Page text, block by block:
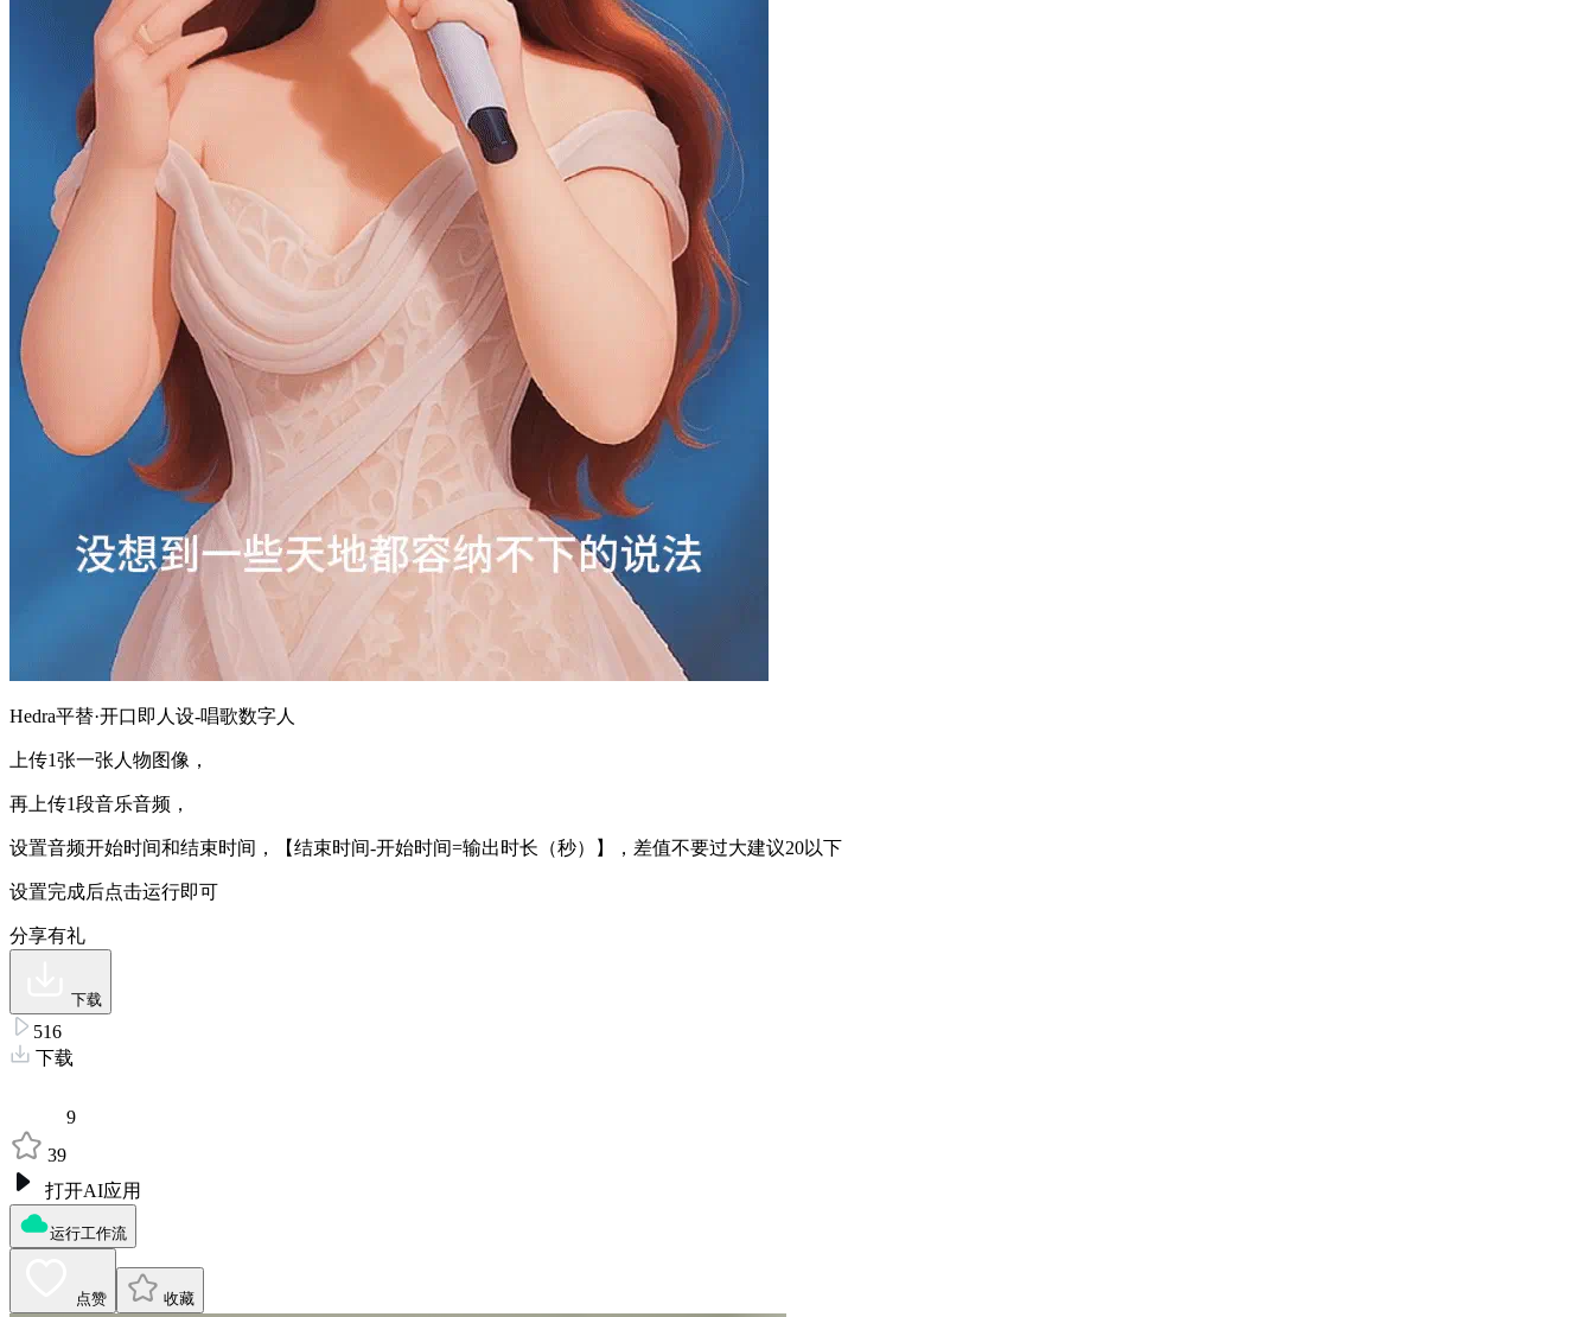
Hedra平替·开口即人设-唱歌数字人
上传1张一张人物图像，
再上传1段音乐音频，
设置音频开始时间和结束时间，【结束时间-开始时间=输出时长（秒）】，差值不要过大建议20以下
设置完成后点击运行即可
分享有礼
下载
516
下载
9
39
打开AI应用
运行工作流
点赞 收藏